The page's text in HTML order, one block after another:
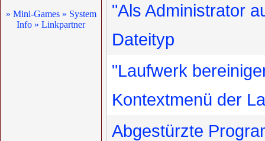
» Mini-Games » System
Info » Linkpartner
"Als Administrator
Dateityp
"Laufwerk
Kontextmenü der
Abgestürzte